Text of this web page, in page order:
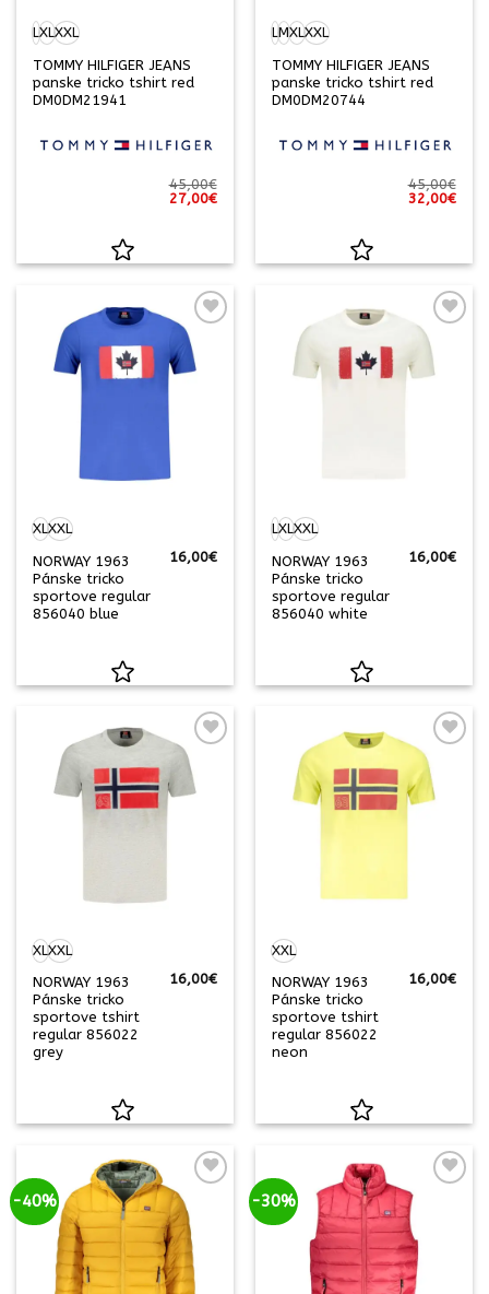
LXLXXL
TOMMY HILFIGER JEANS
panske tricko tshirt red
DM0DM21941
45,00€
Pôvodná
27,00€Aktuálna
LMXLXXL
TOMMY HILFIGER JEANS
panske tricko tshirt red
DM0DM20744
45,00€
Pôvodná
32,00€
XLXXL
NORWAY 1963
Pánske tricko
sportove regular
856040 blue
16,00€
LXLXXL
NORWAY 1963
Pánske tricko
sportove regular
856040 white
16,00€
XLXXL
NORWAY 1963
Pánske tricko
sportove tshirt
regular 856022
grey
16,00€
XXL
NORWAY 1963
Pánske tricko
sportove tshirt
regular 856022
neon
16,00€
-40% -30%